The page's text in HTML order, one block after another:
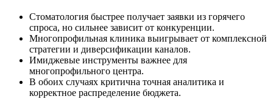
Стоматология быстрее получает заявки из горячего
спроса, но сильнее зависит от конкуренции.
Многопрофильная клиника выигрывает от комплексной
стратегии и диверсификации каналов.
Имиджевые инструменты важнее для
многопрофильного центра.
В обоих случаях критична точная аналитика и
корректное распределение бюджета.